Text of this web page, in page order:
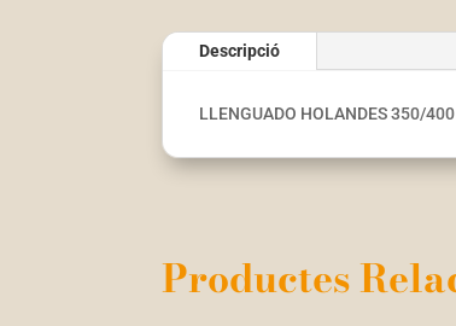
Descripció
LLENGUADO HOLANDES 350/
Productes